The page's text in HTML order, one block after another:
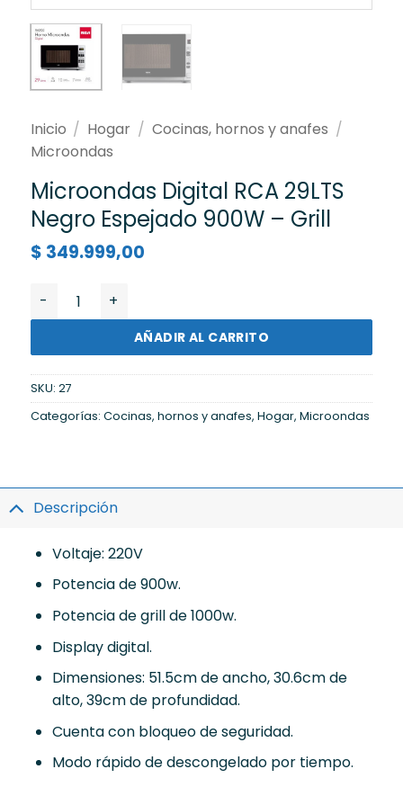
Inicio / Hogar / Cocinas, hornos y anafes /
Microondas
Microondas Digital RCA 29LTS
Negro Espejado 900W – Grill
$ 349.999,00
Microondas Digital RCA 29LTS Negro Espejado 900W
AÑADIR AL CARRITO
SKU: 27
Categorías: Cocinas, hornos y anafes, Hogar, Microondas
Descripción
Voltaje: 220V
Potencia de 900w.
Potencia de grill de 1000w.
Display digital.
Dimensiones: 51.5cm de ancho, 30.6cm de
alto, 39cm de profundidad.
Cuenta con bloqueo de seguridad.
Modo rápido de descongelado por tiempo.